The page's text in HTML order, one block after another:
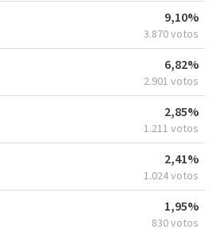
9,10%
3.870 votos
6,82%
2.901 votos
2,85%
1.211 votos
2,41%
1.024 votos
1,95%
830 votos